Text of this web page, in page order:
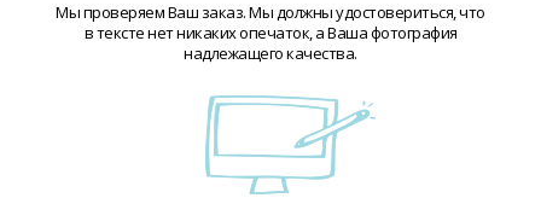
Мы проверяем Ваш заказ. Мы должны удостовериться, что
в тексте нет никаких опечаток, а Ваша фотография
надлежащего качества.